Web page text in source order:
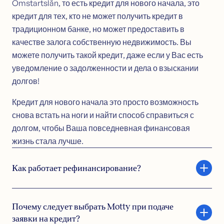
Ипотечный кредит
Кредит на жильё или дачу
Рефинансирование под залог
Кредит на перезапуск финансов (NO)
Калькулятор ипотечного кредита
Контакт
Полезные советы (NO)
Статьи (NO)
Словарь (NO)
Omstartslån, то есть кредит для нового начала, это
кредит для тех, кто не может получить кредит в
традиционном банке, но может предоставить в
качестве залога собственную недвижимость. Вы
можете получить такой кредит, даже если у Вас есть
уведомление о задолженности и дела о взыскании
долгов!
Кредит для нового начала это просто возможность
снова встать на ноги и найти способ справиться с
долгом, чтобы Ваша повседневная финансовая
жизнь стала лучше.
Как работает рефинансирование?
кредит, чтобы погасить кредитные карты и дорогие
кредиты с высокими процентами. Стоит
Почему следует выбрать Motty при подаче
заявки на кредит?